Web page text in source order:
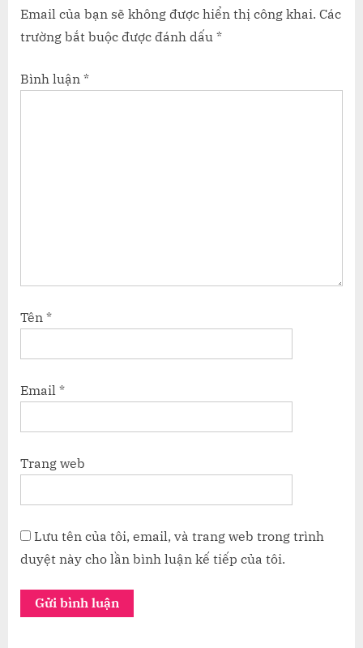
Email của bạn sẽ không được hiển thị công khai. Các
trường bắt buộc được đánh dấu *
Bình luận *
Tên *
Email *
Trang web
Lưu tên của tôi, email, và trang web trong trình
duyệt này cho lần bình luận kế tiếp của tôi.